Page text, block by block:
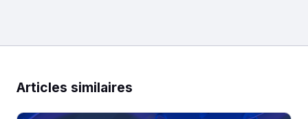
Articles similaires